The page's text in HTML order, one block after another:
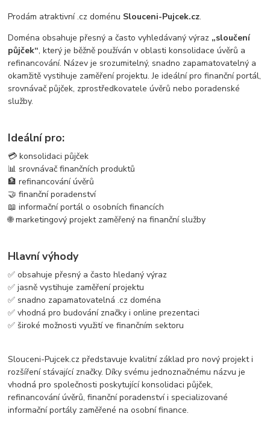
Prodám atraktivní .cz doménu Slouceni-Pujcek.cz.
Doména obsahuje přesný a často vyhledávaný výraz „sloučení
půjček“, který je běžně používán v oblasti konsolidace úvěrů a
refinancování. Název je srozumitelný, snadno zapamatovatelný a
okamžitě vystihuje zaměření projektu. Je ideální pro finanční portál,
srovnávač půjček, zprostředkovatele úvěrů nebo poradenské
služby.
Ideální pro:
💳 konsolidaci půjček
📊 srovnávač finančních produktů
🏦 refinancování úvěrů
🤝 finanční poradenství
📖 informační portál o osobních financích
🌐 marketingový projekt zaměřený na finanční služby
Hlavní výhody
✅ obsahuje přesný a často hledaný výraz
✅ jasně vystihuje zaměření projektu
✅ snadno zapamatovatelná .cz doména
✅ vhodná pro budování značky i online prezentaci
✅ široké možnosti využití ve finančním sektoru
Slouceni-Pujcek.cz představuje kvalitní základ pro nový projekt i
rozšíření stávající značky. Díky svému jednoznačnému názvu je
vhodná pro společnosti poskytující konsolidaci půjček,
refinancování úvěrů, finanční poradenství i specializované
informační portály zaměřené na osobní finance.